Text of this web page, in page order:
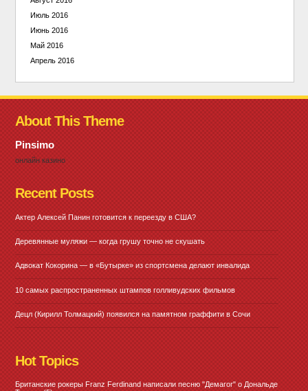
Июль 2016
Июнь 2016
Май 2016
Апрель 2016
About This Theme
Pinsimo
онлайн казино
Recent Posts
Актер Алексей Панин готовится к переезду в США?
Деревянные муляжи — когда грушу точно не скушать
Адвокат Кокорина — в «Бутырке» из спортсмена делают инвалида
10 самых распространенных штампов голливудских фильмов
Децл (Кирилл Толмацкий) появился на памятном граффити в Сочи
Hot Topics
Британские рокеры Franz Ferdinand написали песню "Демагог" о Дональде